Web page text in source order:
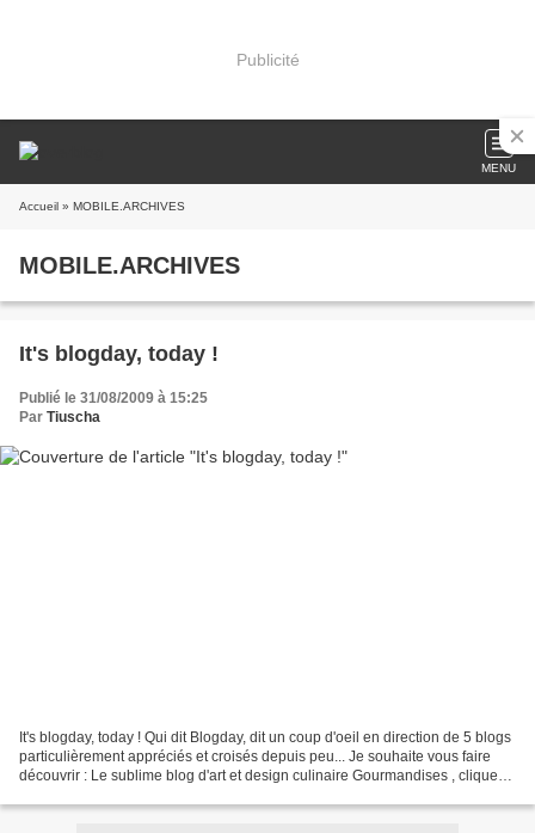
Publicité
MENU
Accueil » MOBILE.ARCHIVES
MOBILE.ARCHIVES
It's blogday, today !
Publié le 31/08/2009 à 15:25
Par Tiuscha
It's blogday, today ! Qui dit Blogday, dit un coup d'oeil en direction de 5 blogs
particulièrement appréciés et croisés depuis peu... Je souhaite vous faire
découvrir : Le sublime blog d'art et design culinaire Gourmandises , cliquez